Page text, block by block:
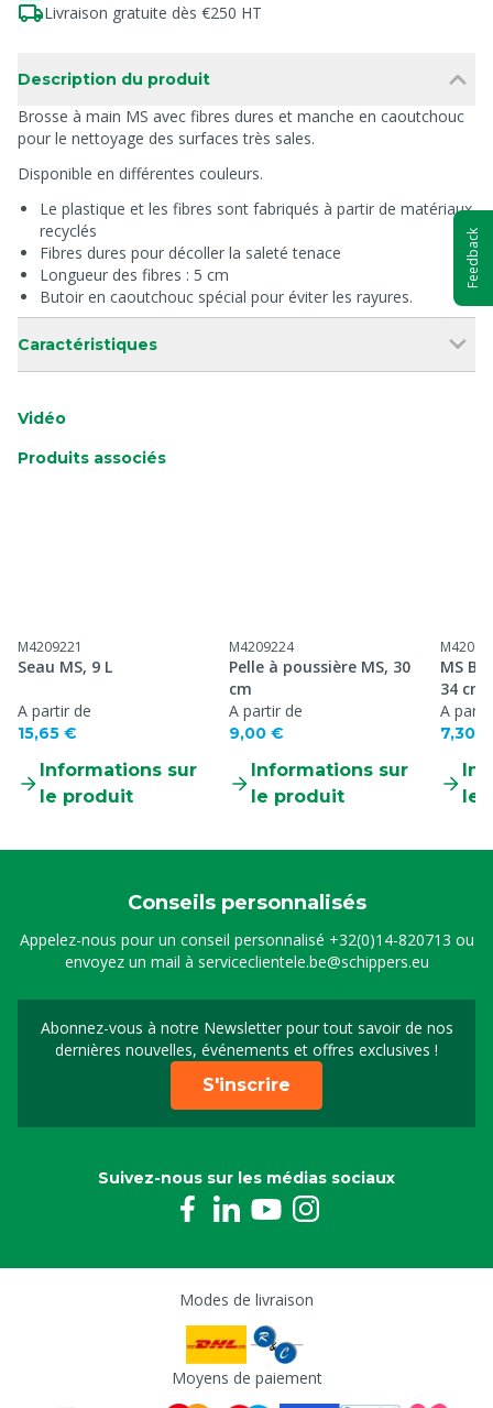
Livraison gratuite dès €250 HT
Description du produit
Brosse à main MS avec fibres dures et manche en caoutchouc
pour le nettoyage des surfaces très sales.
Disponible en différentes couleurs.
Le plastique et les fibres sont fabriqués à partir de matériaux
recyclés
Fibres dures pour décoller la saleté tenace
Longueur des fibres : 5 cm
Butoir en caoutchouc spécial pour éviter les rayures.
Caractéristiques
Vidéo
Produits associés
M4209221
Seau MS, 9 L
A partir de
15,65 €
Informations sur
le produit
M4209224
Pelle à poussière MS, 30
cm
A partir de
9,00 €
Informations sur
le produit
MS
34 cm
A
7,30 €
le
Conseils personnalisés
Appelez-nous pour un conseil personnalisé +32(0)14-820713 ou
envoyez un mail à serviceclientele.be@schippers.eu
Abonnez-vous à notre Newsletter pour tout savoir de nos
dernières nouvelles, événements et offres exclusives !
Inscrivez-vous à notre
S'inscrire
Suivez-nous sur les médias sociaux
Modes de livraison
Moyens de paiement
Feedback